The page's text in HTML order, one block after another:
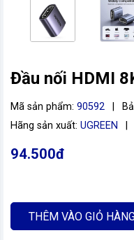
Đầu nối HDMI
Mã sản phẩm: 90592
Hãng sản xuất: UGREEN
94.500đ
THÊM VÀO GIỎ